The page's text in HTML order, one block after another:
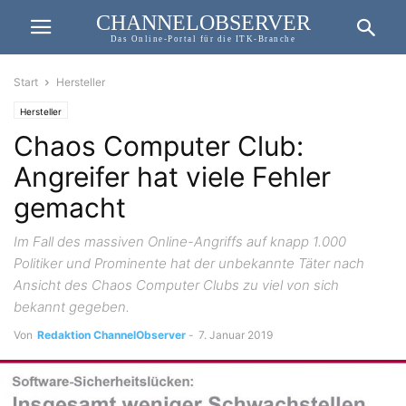
CHANNELOBSERVER
Das Online-Portal für die ITK-Branche
Start Hersteller
Hersteller
Chaos Computer Club:
Angreifer hat viele Fehler
gemacht
Im Fall des massiven Online-Angriffs auf knapp 1.000
Politiker und Prominente hat der unbekannte Täter nach
Ansicht des Chaos Computer Clubs zu viel von sich
bekannt gegeben.
Von Redaktion ChannelObserver - 7. Januar 2019